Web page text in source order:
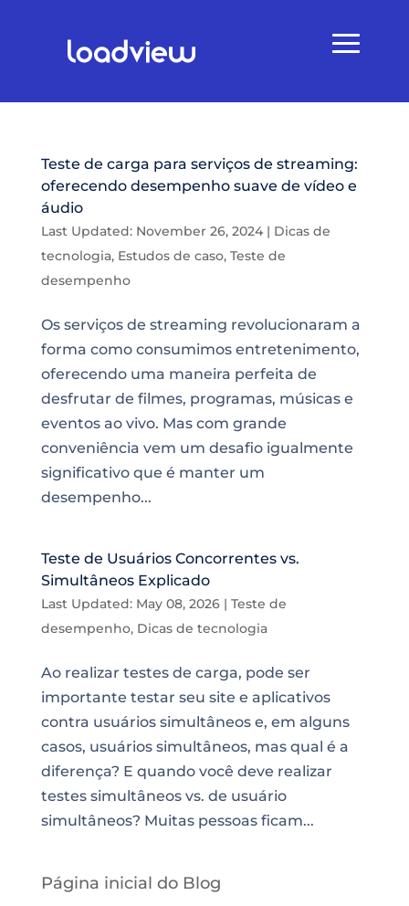
Teste de carga para serviços de streaming:
oferecendo desempenho suave de vídeo e
áudio
Last Updated: November 26, 2024| Dicas de
tecnologia, Estudos de caso, Teste de
desempenho
Os serviços de streaming revolucionaram a
forma como consumimos entretenimento,
oferecendo uma maneira perfeita de
desfrutar de filmes, programas, músicas e
eventos ao vivo. Mas com grande
conveniência vem um desafio igualmente
significativo que é manter um
desempenho...
Teste de Usuários Concorrentes vs.
Simultâneos Explicado
Last Updated: May 08, 2026| Teste de
desempenho, Dicas de tecnologia
Ao realizar testes de carga, pode ser
importante testar seu site e aplicativos
contra usuários simultâneos e, em alguns
casos, usuários simultâneos, mas qual é a
diferença? E quando você deve realizar
testes simultâneos vs. de usuário
simultâneos? Muitas pessoas ficam...
Página inicial do Blog